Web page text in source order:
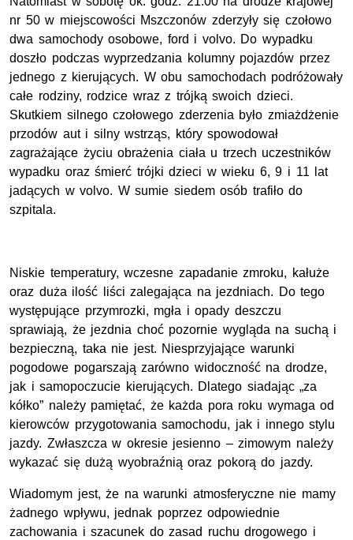
nr 50 w miejscowości Mszczonów zderzyły się czołowo
dwa samochody osobowe, ford i volvo. Do wypadku
doszło podczas wyprzedzania kolumny pojazdów przez
jednego z kierujących. W obu samochodach podróżowały
całe rodziny, rodzice wraz z trójką swoich dzieci.
Skutkiem silnego czołowego zderzenia było zmiażdżenie
przodów aut i silny wstrząs, który spowodował
zagrażające życiu obrażenia ciała u trzech uczestników
wypadku oraz śmierć trójki dzieci w wieku 6, 9 i 11 lat
jadących w volvo. W sumie siedem osób trafiło do
szpitala.
Niskie temperatury, wczesne zapadanie zmroku, kałuże
oraz duża ilość liści zalegająca na jezdniach. Do tego
występujące przymrozki, mgła i opady deszczu
sprawiają, że jezdnia choć pozornie wygląda na suchą i
bezpieczną, taka nie jest. Niesprzyjające warunki
pogodowe pogarszają zarówno widoczność na drodze,
jak i samopoczucie kierujących. Dlatego siadając „za
kółko” należy pamiętać, że każda pora roku wymaga od
kierowców przygotowania samochodu, jak i innego stylu
jazdy. Zwłaszcza w okresie jesienno – zimowym należy
wykazać się dużą wyobraźnią oraz pokorą do jazdy.
Wiadomym jest, że na warunki atmosferyczne nie mamy
żadnego wpływu, jednak poprzez odpowiednie
zachowania i szacunek do zasad ruchu drogowego i